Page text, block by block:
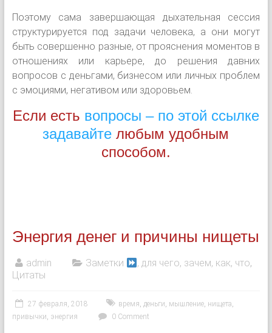
Поэтому сама завершающая дыхательная сессия
структурируется под задачи человека, а они могут
быть совершенно разные, от прояснения моментов в
отношениях или карьере, до решения давних
вопросов с деньгами, бизнесом или личных проблем
с эмоциями, негативом или здоровьем.
Если есть вопросы – по этой ссылке
задавайте любым удобным
способом.
Энергия денег и причины нищеты
admin Заметки , для чего, зачем, как, что,
Цитаты
27 февраля, 2018 время, деньги, мышление, нищета,
привычки, энергия 0 Comment